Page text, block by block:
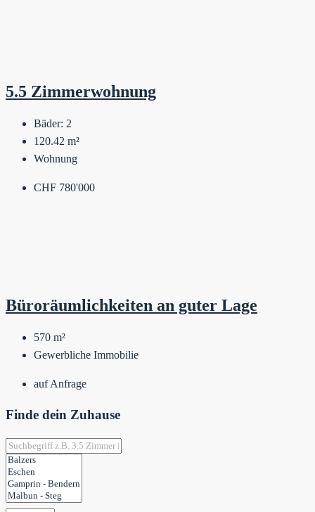
5.5 Zimmerwohnung
Bäder: 2
120.42 m²
Wohnung
CHF 780'000
Büroräumlichkeiten an guter Lage
570 m²
Gewerbliche Immobilie
auf Anfrage
Finde dein Zuhause